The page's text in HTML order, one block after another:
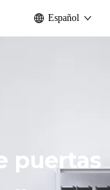
Español
puertas